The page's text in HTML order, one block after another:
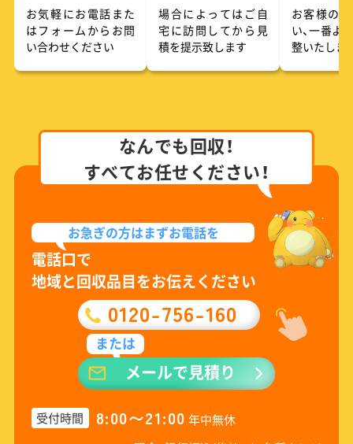
お気軽にお電話また
はフォームからお問
い合わせください
場合によってはご自
宅に訪問してから見
積を提示致します
お客様の
い、一番よ
整いたしま
なんでも回収！
すべてお任せください！
お急ぎの方はまずお電話を
電話口で
地域と回収品目をお伝えください
0120-756-160
または
メールで見積り
受付時間 8:00〜21:00 年中無休